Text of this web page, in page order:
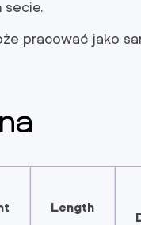
secie.
pracować jako
Length